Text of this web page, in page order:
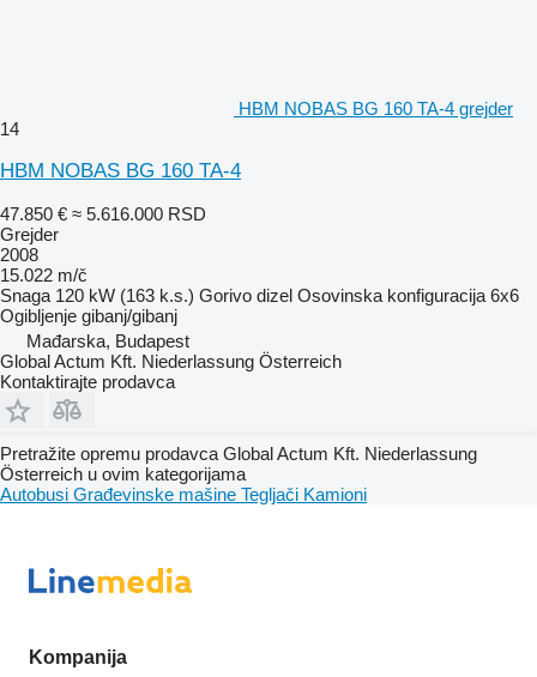
HBM NOBAS BG 160 TA-4 grejder
14
HBM NOBAS BG 160 TA-4
47.850 € ≈ 5.616.000 RSD
Grejder
2008
15.022 m/č
Snaga 120 kW (163 k.s.) Gorivo dizel Osovinska konfiguracija 6x6
Ogibljenje gibanj/gibanj
Mađarska, Budapest
Global Actum Kft. Niederlassung Österreich
Kontaktirajte prodavca
Pretražite opremu prodavca Global Actum Kft. Niederlassung
Österreich u ovim kategorijama
Autobusi Građevinske mašine Tegljači Kamioni
Kompanija